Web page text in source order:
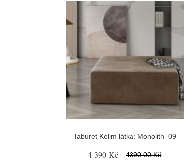
Taburet Kelim látka: Monolith_09
4 390 Kč 4390.00 Kč